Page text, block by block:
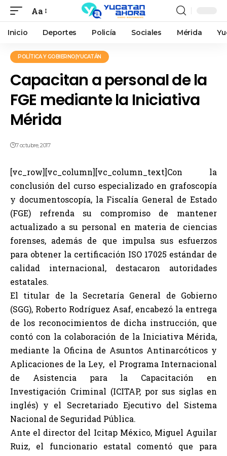
Aa
Inicio Deportes Policía Sociales Mérida
POLÍTICA Y GOBIERNO|YUCATÁN
Capacitan a personal de la
FGE mediante la Iniciativa
Mérida
7 octubre, 2017
[vc_row][vc_column][vc_column_text]Con la
conclusión del curso especializado en grafoscopía
y documentoscopía, la Fiscalía General de Estado
(FGE) refrenda su compromiso de mantener
actualizado a su personal en materia de ciencias
forenses, además de que impulsa sus esfuerzos
para obtener la certificación ISO 17025 estándar de
calidad internacional, destacaron autoridades
estatales.
El titular de la Secretaría General de Gobierno
(SGG), Roberto Rodríguez Asaf, encabezó la entrega
de los reconocimientos de dicha instrucción, que
contó con la colaboración de la Iniciativa Mérida,
mediante la Oficina de Asuntos Antinarcóticos y
Aplicaciones de la Ley, el Programa Internacional
de Asistencia para la Capacitación en
Investigación Criminal (ICITAP, por sus siglas en
inglés) y el Secretariado Ejecutivo del Sistema
Nacional de Seguridad Pública.
Ante el director del Icitap México, Miguel Aguilar
Ruiz, el funcionario estatal comentó que para